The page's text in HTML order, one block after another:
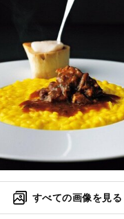
すべての画像を見る